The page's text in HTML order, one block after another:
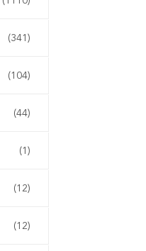
(341)
(104)
(44)
(1)
(12)
(12)